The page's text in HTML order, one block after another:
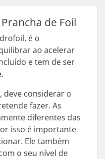
de Foil
é o
ao acelerar
e tem de ser
deve considerar o
fazer. As
diferentes das
isso é importante
Ele também
o seu nível de